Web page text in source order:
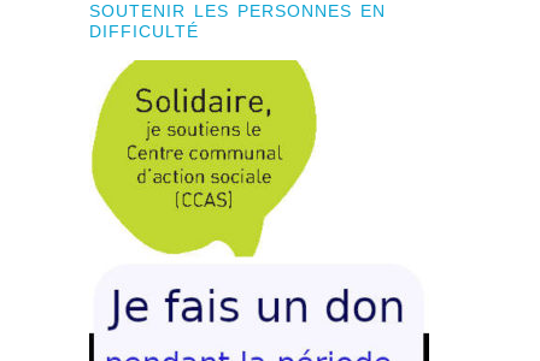
SOUTENIR LES PERSONNES EN
DIFFICULTÉ